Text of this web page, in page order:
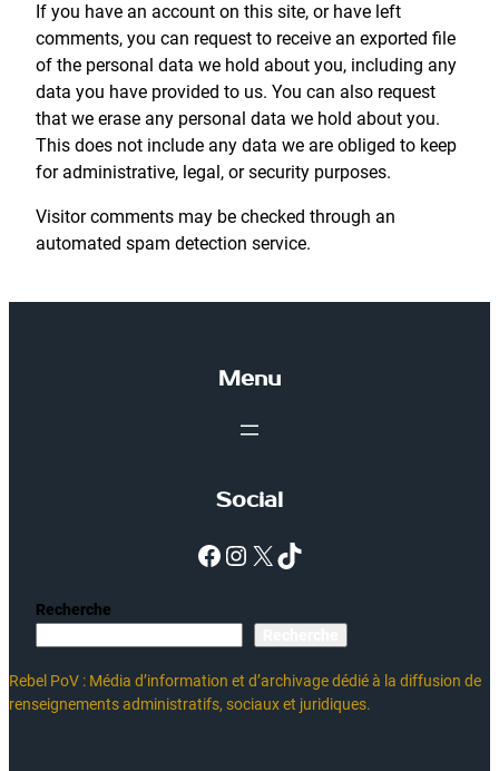
If you have an account on this site, or have left
comments, you can request to receive an exported file
of the personal data we hold about you, including any
data you have provided to us. You can also request
that we erase any personal data we hold about you.
This does not include any data we are obliged to keep
for administrative, legal, or security purposes.
Visitor comments may be checked through an
automated spam detection service.
Menu
Social
Facebook InstagramX TikTok
Recherche
Rebel PoV : Média d’information et d’archivage dédié à la diffusion de
renseignements administratifs, sociaux et juridiques.